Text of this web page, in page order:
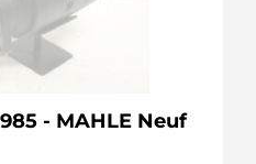
- MAHLE Neuf